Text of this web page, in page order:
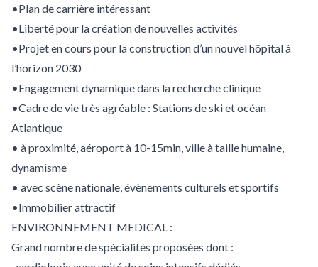
•Plan de carrière intéressant
•Liberté pour la création de nouvelles activités
•Projet en cours pour la construction d’un nouvel hôpital à
l’horizon 2030
•Engagement dynamique dans la recherche clinique
•Cadre de vie très agréable : Stations de ski et océan
Atlantique
• à proximité, aéroport à 10-15min, ville à taille humaine,
dynamisme
• avec scène nationale, évènements culturels et sportifs
•Immobilier attractif
ENVIRONNEMENT MEDICAL :
Grand nombre de spécialités proposées dont :